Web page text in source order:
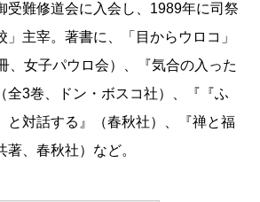
受難修道会に入会し、1989年に司祭
」主宰。著書に、「目からウロコ」
、女子パウロ会）、『気合の入った
全3巻、ドン・ボスコ社）、『『ふ
と対話する』（春秋社）、『禅と福
、春秋社）など。